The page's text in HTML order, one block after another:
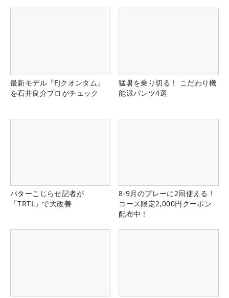
最新モデル『FJクオンタム』
を石井良介プロがチェック
猛暑を乗り切る！ こだわり機
能派パンツ4選
パターこじらせ記者が
「TRTL」で大改善
8-9月のプレーに2回使える！
コース限定2,000円クーポン
配布中！